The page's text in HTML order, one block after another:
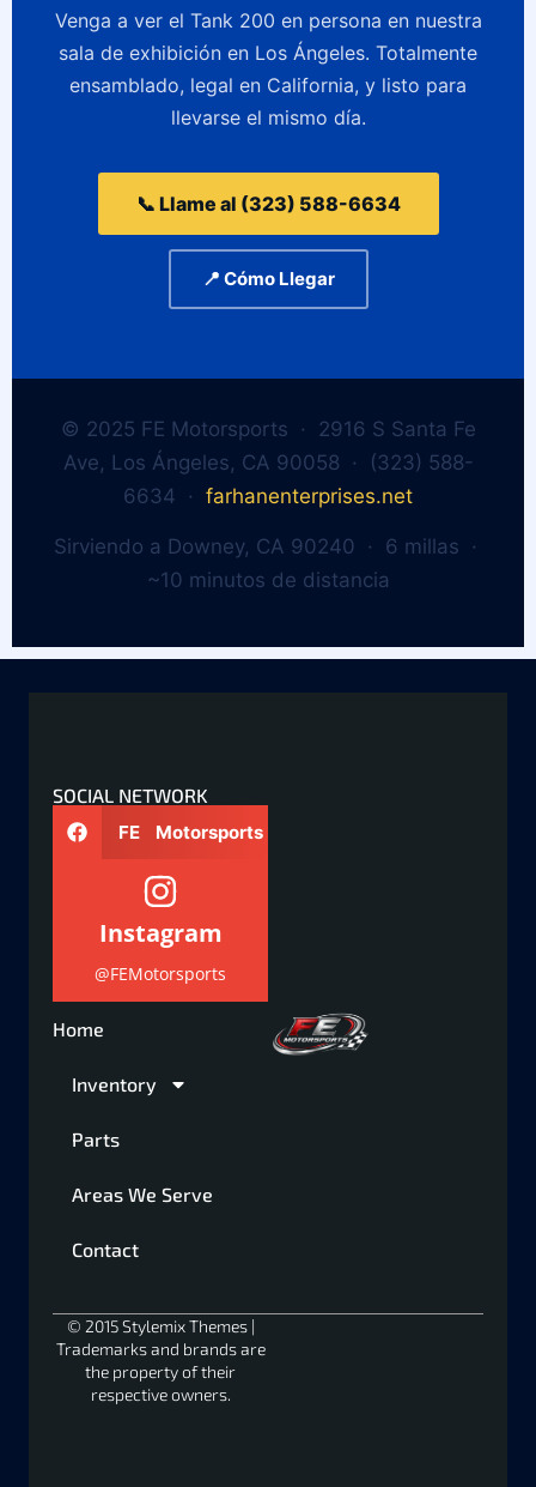
Venga a ver el Tank 200 en persona en nuestra
sala de exhibición en Los Ángeles. Totalmente
ensamblado, legal en California, y listo para
llevarse el mismo día.
📞 Llame al (323) 588-6634
📍 Cómo Llegar
© 2025 FE Motorsports · 2916 S Santa Fe
Ave, Los Ángeles, CA 90058 · (323) 588-
6634 · farhanenterprises.net
Sirviendo a Downey, CA 90240 · 6 millas ·
~10 minutos de distancia
SOCIAL NETWORK
FE Motorsports
Instagram
@FEMotorsports
Home
Inventory
Parts
Areas We Serve
Contact
© 2015 Stylemix Themes |
Trademarks and brands are
the property of their
respective owners.